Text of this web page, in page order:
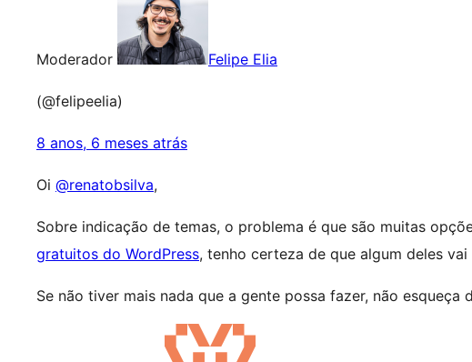
Moderador Felipe Elia
(@felipeelia)
8 anos, 6 meses atrás
Oi @renatobsilva,
Sobre indicação de temas, o problema é que são muitas
gratuitos do WordPress, tenho certeza de que algum deles
Se não tiver mais nada que a gente possa fazer, não